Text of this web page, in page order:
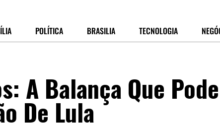
POLÍTICA BRASILIA TECNOLOGIA
A Balança Que
De Lula